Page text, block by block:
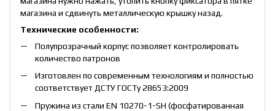
магазина и сдвинуть металлическую крышку назад.
Технические особенности:
Полупрозрачный корпус позволяет контролировать
количество патронов
Изготовлен по современным технологиям и полностью
соответствует ДСТУ ГОСТу 28653:2009
Пружина из стали EN 10270-1-SH (фосфатированная